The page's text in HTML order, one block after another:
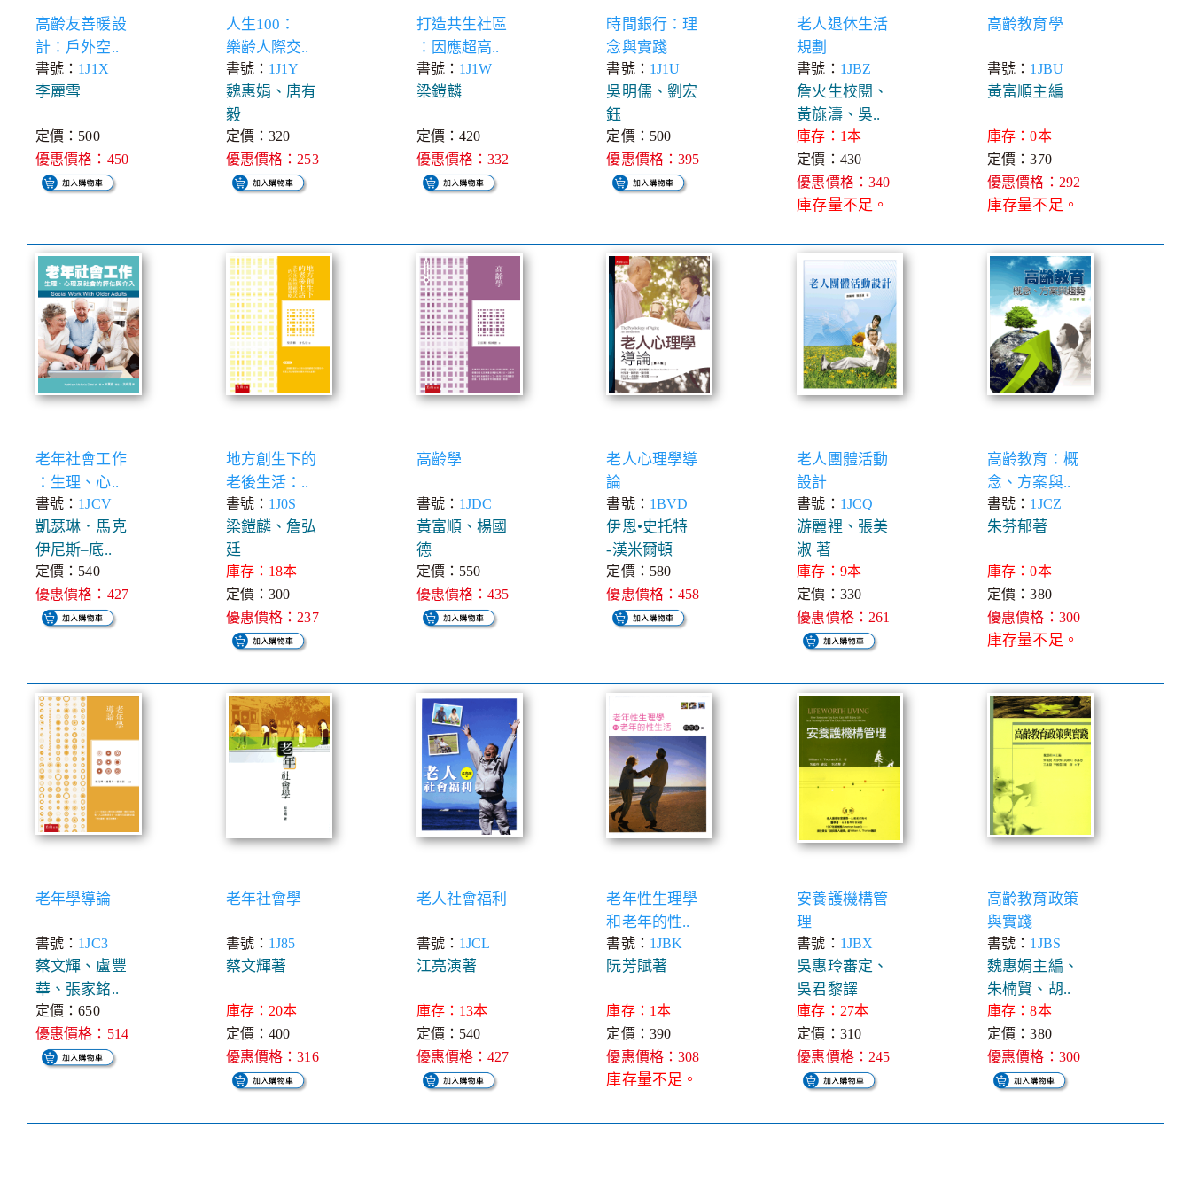
高齡友善暖設
計：戶外空..
書號： 1J1X
李麗雪
定價：500
優惠價格：450
人生100：
樂齡人際交..
書號： 1J1Y
魏惠娟、唐有
毅
定價：320
優惠價格：253
打造共生社區
：因應超高..
書號： 1J1W
梁鎧麟
定價：420
優惠價格：332
時間銀行：理
念與實踐
書號： 1J1U
吳明儒、劉宏
鈺
定價：500
優惠價格：395
老人退休生活
規劃
書號： 1JBZ
詹火生校閱、
黃旐濤、吳..
庫存：1本
定價：430
優惠價格：340
庫存量不足。
高齡教育學
書號： 1JBU
黃富順主編
庫存：0本
定價：370
優惠價格：292
庫存量不足。
老年社會工作
：生理、心..
書號： 1JCV
凱瑟琳．馬克
伊尼斯–底..
定價：540
優惠價格：427
地方創生下的
老後生活：..
書號： 1J0S
梁鎧麟、詹弘
廷
庫存：18本
定價：300
優惠價格：237
高齡學
書號： 1JDC
黃富順、楊國
德
定價：550
優惠價格：435
老人心理學導
論
書號： 1BVD
伊恩•史托特
-漢米爾頓
定價：580
優惠價格：458
老人團體活動
設計
書號： 1JCQ
游麗裡、張美
淑 著
庫存：9本
定價：330
優惠價格：261
高齡教育：概
念、方案與..
書號： 1JCZ
朱芬郁著
庫存：0本
定價：380
優惠價格：300
庫存量不足。
老年學導論
書號： 1JC3
蔡文輝、盧豐
華、張家銘..
定價：650
優惠價格：514
老年社會學
書號： 1J85
蔡文輝著
庫存：20本
定價：400
優惠價格：316
老人社會福利
書號： 1JCL
江亮演著
庫存：13本
定價：540
優惠價格：427
老年性生理學
和老年的性..
書號： 1JBK
阮芳賦著
庫存：1本
定價：390
優惠價格：308
庫存量不足。
安養護機構管
理
書號： 1JBX
吳惠玲審定、
吳君黎譯
庫存：27本
定價：310
優惠價格：245
高齡教育政策
與實踐
書號： 1JBS
魏惠娟主編、
朱楠賢、胡..
庫存：8本
定價：380
優惠價格：300